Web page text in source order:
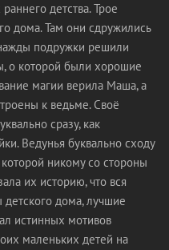
детства. Трое
дома. Там они сдружились
подружки решили
о которой были хорошие
магии верила Маша, а
к ведьме. Своё
сразу, как
Ведунья буквально сходу
никому со стороны
их историю, что вся
детского дома, лучшие
истинных мотивов
маленьких детей на